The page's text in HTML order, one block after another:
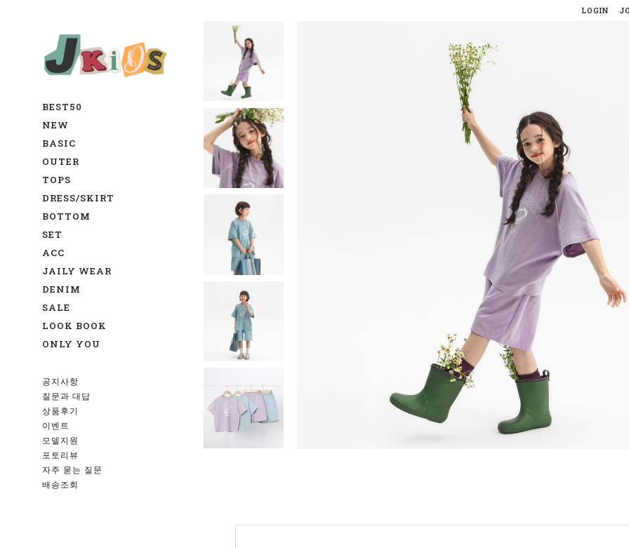
LOGIN
BEST50
NEW
BASIC
OUTER
TOPS
DRESS/SKIRT
BOTTOM
SET
ACC
JAILY WEAR
DENIM
SALE
LOOK BOOK
ONLY YOU
공지사항
질문과 대답
상품후기
이벤트
모델지원
포토리뷰
자주 묻는 질문
배송조회